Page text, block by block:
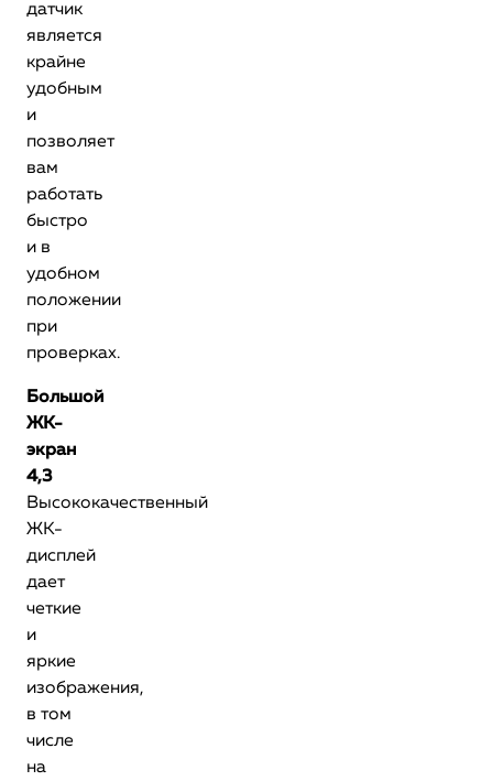
датчик
является
крайне
удобным
и
позволяет
вам
работать
быстро
и в
удобном
положении
при
проверках.
Большой
ЖК-
экран
4,3
Высококачественный
ЖК-
дисплей
дает
четкие
и
яркие
изображения,
в том
числе
на